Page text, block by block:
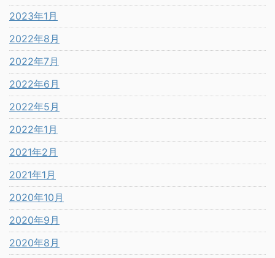
2023年1月
2022年8月
2022年7月
2022年6月
2022年5月
2022年1月
2021年2月
2021年1月
2020年10月
2020年9月
2020年8月